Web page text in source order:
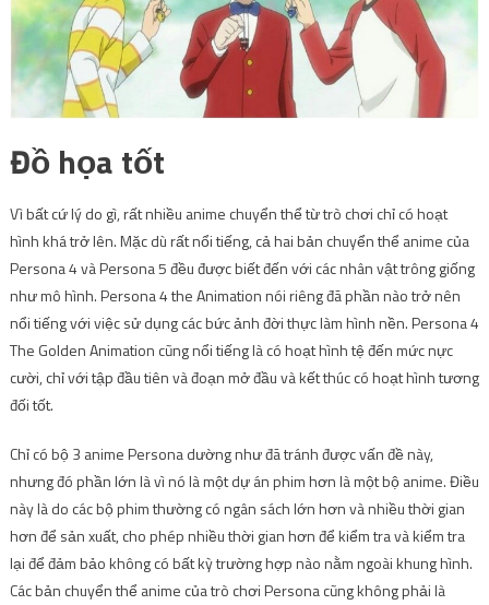
Đồ họa tốt
Vì bất cứ lý do gì, rất nhiều anime chuyển thể từ trò chơi chỉ có hoạt
hình khá trở lên. Mặc dù rất nổi tiếng, cả hai bản chuyển thể anime của
Persona 4 và Persona 5 đều được biết đến với các nhân vật trông giống
như mô hình. Persona 4 the Animation nói riêng đã phần nào trở nên
nổi tiếng với việc sử dụng các bức ảnh đời thực làm hình nền. Persona 4
The Golden Animation cũng nổi tiếng là có hoạt hình tệ đến mức nực
cười, chỉ với tập đầu tiên và đoạn mở đầu và kết thúc có hoạt hình tương
đối tốt.
Chỉ có bộ 3 anime Persona dường như đã tránh được vấn đề này,
nhưng đó phần lớn là vì nó là một dự án phim hơn là một bộ anime. Điều
này là do các bộ phim thường có ngân sách lớn hơn và nhiều thời gian
hơn để sản xuất, cho phép nhiều thời gian hơn để kiểm tra và kiểm tra
lại để đảm bảo không có bất kỳ trường hợp nào nằm ngoài khung hình.
Các bản chuyển thể anime của trò chơi Persona cũng không phải là